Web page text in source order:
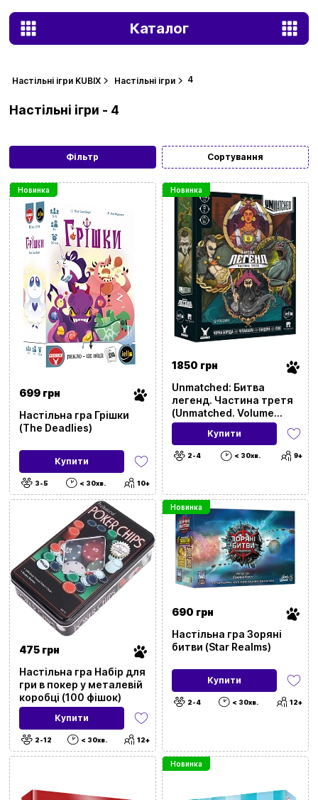
Каталог
Настільні ігри KUBIX Настільні ігри 4
Фільтр Сортування
Настільні ігри - 4
Новинка
699 грн
Настільна гра Грішки
(The Deadlies)
Купити
3-5 < 30хв. 10+
Новинка
1850 грн
Unmatched: Битва
легенд. Частина третя
(Unmatched. Volume
Three)
Купити
2-4 < 30хв. 9+
475 грн
Настільна гра Набір для
гри в покер у металевій
коробці (100 фішок)
Купити
2-12 < 30хв. 12+
Новинка
690 грн
Настільна гра Зоряні
битви (Star Realms)
Купити
2-4 < 30хв. 12+
Новинка